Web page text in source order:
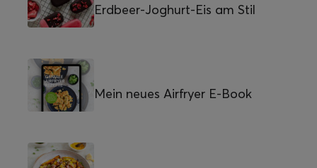
Erdbeer-Joghurt-Eis am Stil
Mein neues Airfryer E-Book